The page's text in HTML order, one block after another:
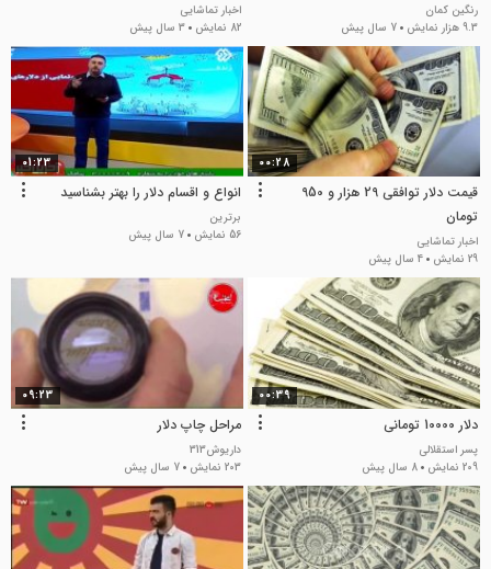
رنگین کمان
9.3 هزار نمایش
7 سال پیش
اخبار تماشایی
82 نمایش
3 سال پیش
00:28
قیمت دلار توافقی 29 هزار و 950
تومان
اخبار تماشایی
29 نمایش
4 سال پیش
01:23
انواع و اقسام دلار را بهتر بشناسید
برترین
56 نمایش
7 سال پیش
00:39
دلار 10000 تومانی
پسر استقلالی
209 نمایش
8 سال پیش
09:23
مراحل چاپ دلار
داریوش313
203 نمایش
7 سال پیش